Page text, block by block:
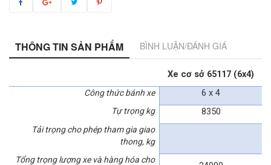
THÔNG TIN SẢN PHẨM BÌNH LUẬN/ĐÁNH GIÁ
Xe cơ sở 65117 (6x4)
Công thức bánh xe 6 x 4
Tự trọng kg 8350
Tải trọng cho phép tham gia giao
thong, kg
Tổng trọng lượng xe và hàng hóa cho